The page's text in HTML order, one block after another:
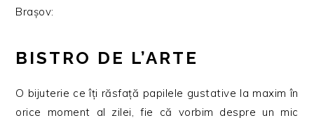
Brașov:
BISTRO DE L’ARTE
O bijuterie ce îți răsfață papilele gustative la maxim în
orice moment al zilei, fie că vorbim despre un mic